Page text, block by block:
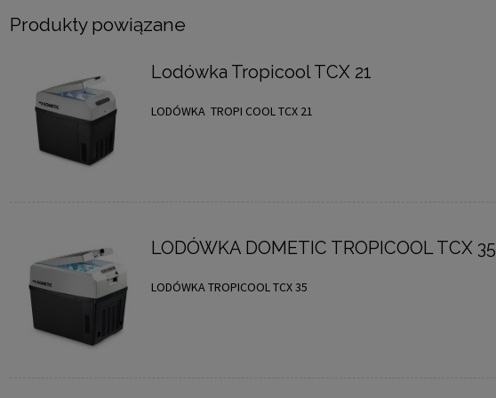
Produkty powiązane
Lodówka Tropicool TCX 21
LODÓWKA TROPI COOL TCX 21
LODÓWKA DOMETIC TROPICOOL TCX 35
LODÓWKA TROPICOOL TCX 35